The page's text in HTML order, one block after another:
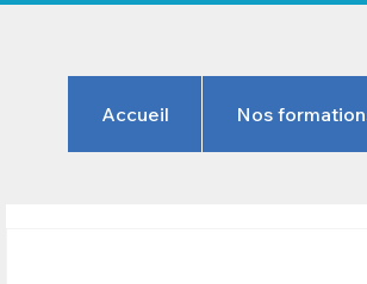
Accueil Nos